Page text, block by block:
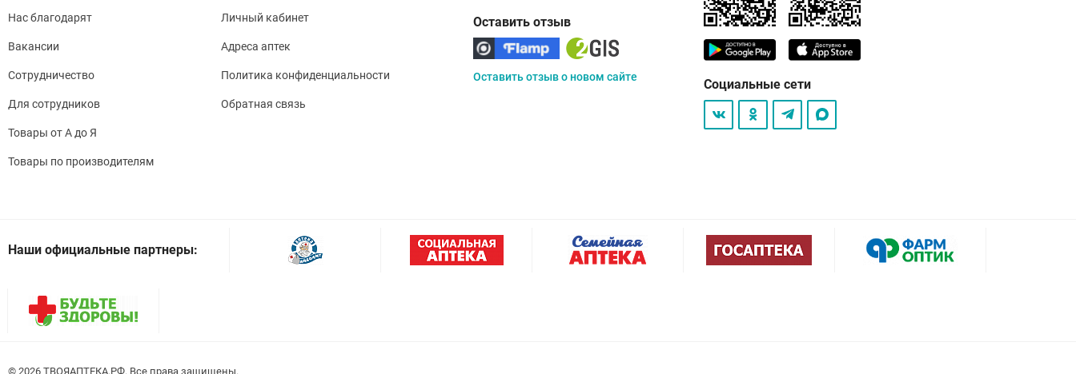
Нас благодарят
Вакансии
Сотрудничество
Для сотрудников
Товары от А до Я
Товары по производителям
Личный кабинет
Адреса аптек
Политика конфиденциальности
Обратная связь
Оставить отзыв
Оставить отзыв о новом сайте Социальные сети
Наши официальные партнеры:
© 2026 . Все права защищены.